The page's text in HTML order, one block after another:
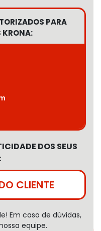
PARA
KRONA:
DOS SEUS
CLIENTE
Em caso de dúvidas,
equipe.